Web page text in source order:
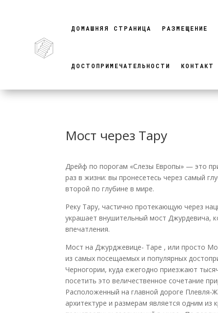
ДОМАШНЯЯ СТРАНИЦА РАЗМЕЩЕНИЕ
ДОСТОПРИМЕЧАТЕЛЬНОСТИ КОНТАКТ
Мост через Тару
Дрейф по порогам «Слезы Европы» — это
раз в жизни: вы пронесетесь через самый
второй по глубине в мире.
Реку Тару, частично протекающую через
украшает внушительный мост Джурдевича,
впечатления.
Мост на Джурджевице- Таре , или просто
из самых посещаемых и популярных
Черногории, куда ежегодно приезжают
посетить это величественное сочетание
Расположенный на главной дороге Плевля-
архитектуре и размерам является одним из